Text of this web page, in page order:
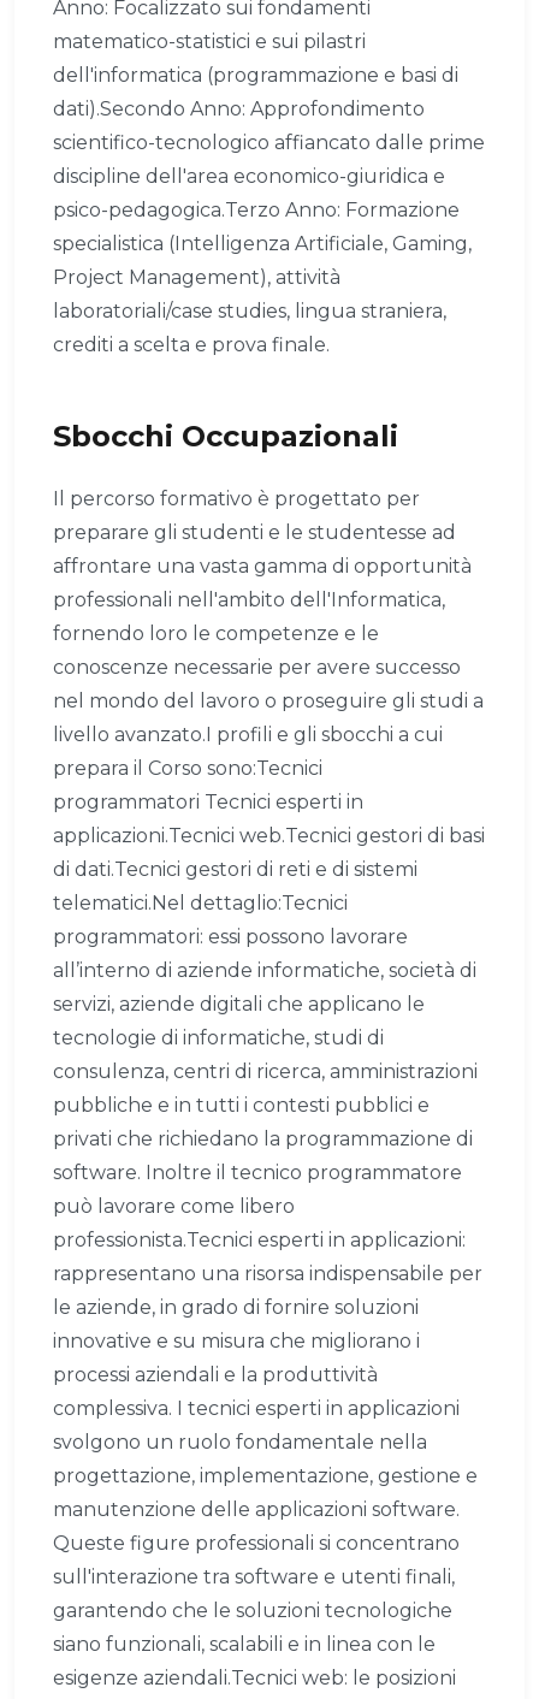
Anno: Focalizzato sui fondamenti
matematico-statistici e sui pilastri
dell'informatica (programmazione e basi di
dati).Secondo Anno: Approfondimento
scientifico-tecnologico affiancato dalle prime
discipline dell'area economico-giuridica e
psico-pedagogica.Terzo Anno: Formazione
specialistica (Intelligenza Artificiale, Gaming,
Project Management), attività
laboratoriali/case studies, lingua straniera,
crediti a scelta e prova finale.
Sbocchi Occupazionali
Il percorso formativo è progettato per
preparare gli studenti e le studentesse ad
affrontare una vasta gamma di opportunità
professionali nell'ambito dell'Informatica,
fornendo loro le competenze e le
conoscenze necessarie per avere successo
nel mondo del lavoro o proseguire gli studi a
livello avanzato.I profili e gli sbocchi a cui
prepara il Corso sono:Tecnici
programmatori Tecnici esperti in
applicazioni.Tecnici web.Tecnici gestori di basi
di dati.Tecnici gestori di reti e di sistemi
telematici.Nel dettaglio:Tecnici
programmatori: essi possono lavorare
all’interno di aziende informatiche, società di
servizi, aziende digitali che applicano le
tecnologie di informatiche, studi di
consulenza, centri di ricerca, amministrazioni
pubbliche e in tutti i contesti pubblici e
privati che richiedano la programmazione di
software. Inoltre il tecnico programmatore
può lavorare come libero
professionista.Tecnici esperti in applicazioni:
rappresentano una risorsa indispensabile per
le aziende, in grado di fornire soluzioni
innovative e su misura che migliorano i
processi aziendali e la produttività
complessiva. I tecnici esperti in applicazioni
svolgono un ruolo fondamentale nella
progettazione, implementazione, gestione e
manutenzione delle applicazioni software.
Queste figure professionali si concentrano
sull'interazione tra software e utenti finali,
garantendo che le soluzioni tecnologiche
siano funzionali, scalabili e in linea con le
esigenze aziendali.Tecnici web: le posizioni